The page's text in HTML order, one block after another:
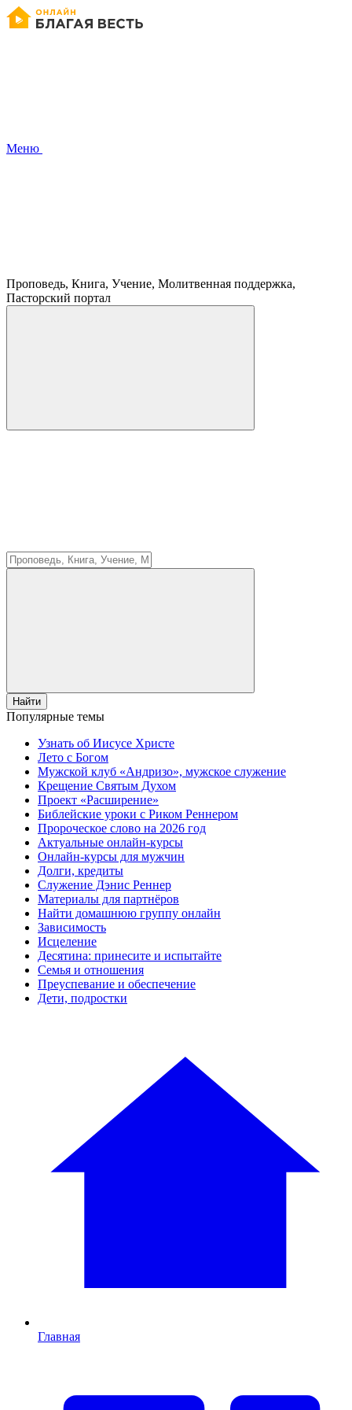
Меню
Проповедь, Книга, Учение, Молитвенная поддержка,
Пасторский портал
Найти
Популярные темы
Узнать об Иисусе Христе
Лето с Богом
Мужской клуб «Андризо», мужское служение
Крещение Святым Духом
Проект «Расширение»
Библейские уроки с Риком Реннером
Пророческое слово на 2026 год
Актуальные онлайн-курсы
Онлайн-курсы для мужчин
Долги, кредиты
Служение Дэнис Реннер
Материалы для партнёров
Найти домашнюю группу онлайн
Зависимость
Исцеление
Десятина: принесите и испытайте
Семья и отношения
Преуспевание и обеспечение
Дети, подростки
Главная